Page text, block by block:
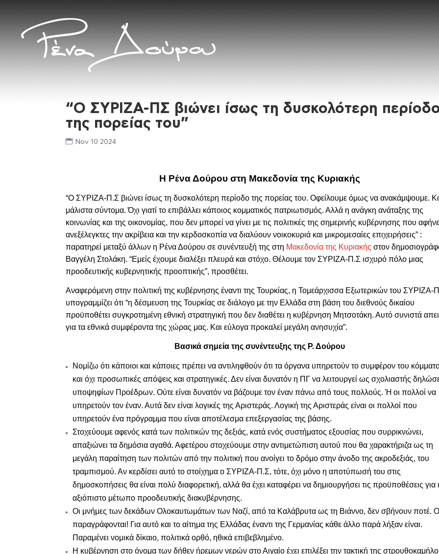
“Ο ΣΥΡΙΖΑ-ΠΣ βιώνει ίσως τη δυσκολότερη
της πορείας του”
Nov 10 2024
Η Ρένα Δούρου στη Μακεδονία της Κυριακής
“Ο ΣΥΡΙΖΑ-Π.Σ βιώνει ίσως τη δυσκολότερη περίοδο της πορείας του. Οφείλουμε όμως να ανακάμψουμε.
μάλιστα σύντομα. Όχι γιατί το επιβάλλει κάποιος κομματικός πατριωτισμός. Αλλά η ανάγκη ανάταξης της
κοινωνίας και της οικονομίας, που δεν μπορεί να γίνει με τις πολιτικές της σημερινής κυβέρνησης που
ανεξέλεγκτες την ακρίβεια και την κερδοσκοπία να διαλύουν νοικοκυριά και μικρομεσαίες επιχειρήσεις” :
παρατηρεί μεταξύ άλλων η Ρένα Δούρου σε συνέντευξή της στη Μακεδονία της Κυριακής στον
Βαγγέλη Στολάκη. “Εμείς έχουμε διαλέξει πλευρά και στόχο. Θέλουμε τον ΣΥΡΙΖΑ-Π.Σ ισχυρό πόλο μιας
προοδευτικής κυβερνητικής προοπτικής”, προσθέτει.
Αναφερόμενη στην πολιτική της κυβέρνησης έναντι της Τουρκίας, η Τομεάρχισσα Εξωτερικών του ΣΥΡΙΖΑ-
υπογραμμίζει ότι “η δέσμευση της Τουρκίας σε διάλογο με την Ελλάδα στη βάση του διεθνούς δικαίου
προϋποθέτει συγκροτημένη εθνική στρατηγική που δεν διαθέτει η κυβέρνηση Μητσοτάκη. Αυτό συνιστά
για τα εθνικά συμφέροντα της χώρας μας. Και εύλογα προκαλεί μεγάλη ανησυχία”.
Βασικά σημεία της συνέντευξης της Ρ. Δούρου
Νομίζω ότι κάποιοι και κάποιες πρέπει να αντιληφθούν ότι τα όργανα υπηρετούν το συμφέρον του
και όχι προσωπικές απόψεις και στρατηγικές. Δεν είναι δυνατόν η ΠΓ να λειτουργεί ως σχολιαστής
υποψηφίων Προέδρων. Ούτε είναι δυνατόν να βάζουμε τον έναν πάνω από τους πολλούς. Ή οι πολλοί να
υπηρετούν τον έναν. Αυτά δεν είναι λογικές της Αριστεράς. Λογική της Αριστεράς είναι οι πολλοί που
υπηρετούν ένα πρόγραμμα που είναι αποτέλεσμα επεξεργασίας της βάσης.
Στοχεύουμε αφενός κατά των πολιτικών της δεξιάς, κατά ενός συστήματος εξουσίας που συρρικνώνει,
απαξιώνει τα δημόσια αγαθά. Αφετέρου στοχεύουμε στην αντιμετώπιση αυτού που θα χαρακτήριζα ως τη
μεγάλη παραίτηση των πολιτών από την πολιτική που ανοίγει το δρόμο στην άνοδο της ακροδεξιάς, του
τραμπισμού. Αν κερδίσει αυτό το στοίχημα ο ΣΥΡΙΖΑ-Π.Σ, τότε, όχι μόνο η αποτύπωσή του στις
δημοσκοπήσεις θα είναι πολύ διαφορετική, αλλά θα έχει καταφέρει να δημιουργήσει τις προϋποθέσεις για
αξιόπιστο μέτωπο προοδευτικής διακυβέρνησης.
Οι μνήμες των δεκάδων Ολοκαυτωμάτων των Ναζί, από τα Καλάβρυτα ως τη Βιάννο, δεν σβήνουν ποτέ.
παραγράφονται! Για αυτό και το αίτημα της Ελλάδας έναντι της Γερμανίας κάθε άλλο παρά λήξαν είναι.
Παραμένει νομικά δίκαιο, πολιτικά ορθό, ηθικά επιβεβλημένο.
Η κυβέρνηση στο όνομα των δήθεν ήρεμων νερών στο Αιγαίο έχει επιλέξει την τακτική της